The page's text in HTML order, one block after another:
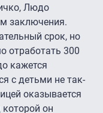
Людо
заключения.
срок, но
отработать 300
кажется
с детьми не так-
оказывается
он